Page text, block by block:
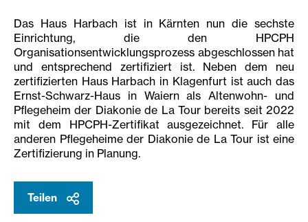
Das Haus Harbach ist in Kärnten nun die sechste
Einrichtung, die den HPCPH
Organisationsentwicklungsprozess abgeschlossen hat
und entsprechend zertifiziert ist. Neben dem neu
zertifizierten Haus Harbach in Klagenfurt ist auch das
Ernst-Schwarz-Haus in Waiern als Altenwohn- und
Pflegeheim der Diakonie de La Tour bereits seit 2022
mit dem HPCPH-Zertifikat ausgezeichnet. Für alle
anderen Pflegeheime der Diakonie de La Tour ist eine
Zertifizierung in Planung.
Teilen